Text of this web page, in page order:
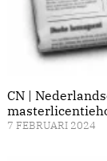
CN |
7 FEBRUARI 2024